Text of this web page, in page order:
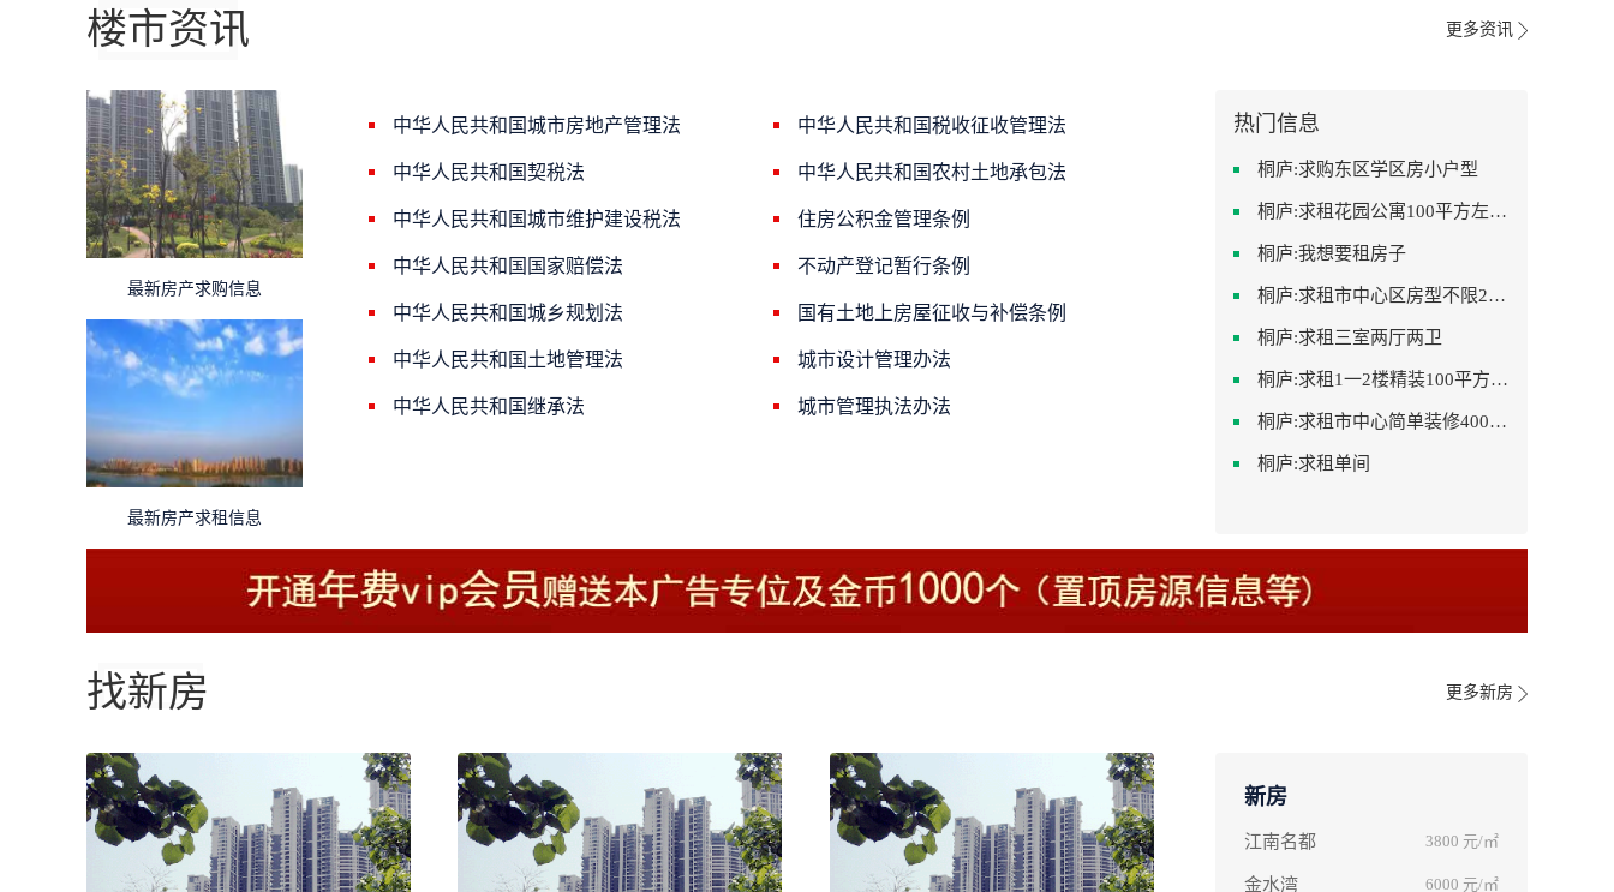
楼市资讯 更多资讯
最新房产求购信息
最新房产求租信息
中华人民共和国城市房地产管理法
中华人民共和国契税法
中华人民共和国城市维护建设税法
中华人民共和国国家赔偿法
中华人民共和国城乡规划法
中华人民共和国土地管理法
中华人民共和国继承法
中华人民共和国税收征收管理法
中华人民共和国农村土地承包法
住房公积金管理条例
不动产登记暂行条例
国有土地上房屋征收与补偿条例
城市设计管理办法
城市管理执法办法
热门信息
桐庐:求购东区学区房小户型
桐庐:求租花园公寓100平方左右，电梯房
桐庐:我想要租房子
桐庐:求租市中心区房型不限2室1厅中档装修
桐庐:求租三室两厅两卫
桐庐:求租1一2楼精装100平方里面基本设备不要
桐庐:求租市中心简单装修400-500
桐庐:求租单间
找新房 更多新房
新房
江南名都 3800 元/㎡
金水湾 6000 元/㎡